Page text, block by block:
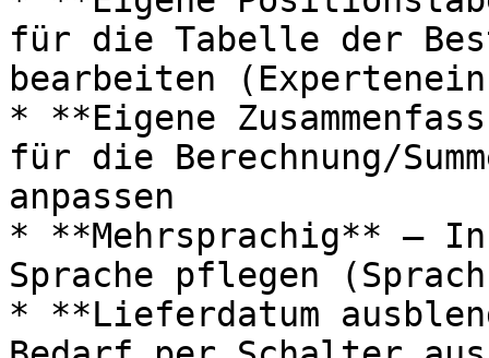
für die Tabelle der
bearbeiten
* **Eigene
für die Berechnung/
anpassen
* **Mehrsprachig** –
Sprache pflegen
* **Lieferdatum